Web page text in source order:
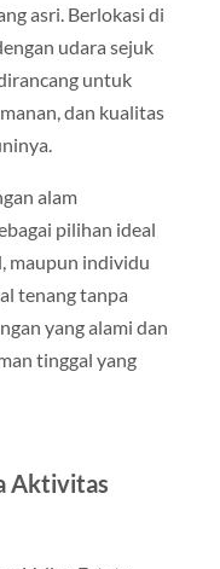
asri. Berlokasi di
udara sejuk
untuk
dan kualitas
alam
pilihan ideal
maupun individu
tenang tanpa
yang alami dan
tinggal yang
Aktivitas